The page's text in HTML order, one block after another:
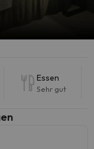
Essen
Sehr gut